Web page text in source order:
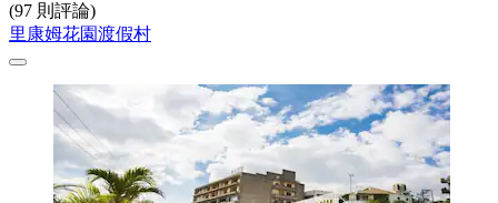
(97 則評論)
里康姆花園渡假村